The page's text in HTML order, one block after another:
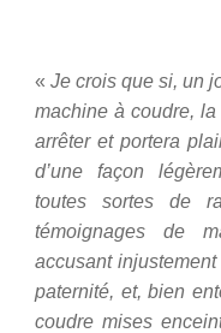
«Je crois que si, un
machine à coudre,
arrêter et portera
d’une façon
toutes sortes de
témoignages de
accusant
paternité, et, bien
coudre mises